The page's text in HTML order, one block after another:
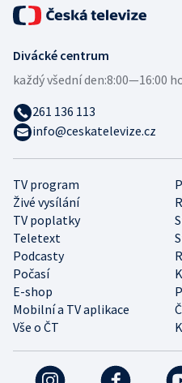
TV program
Živé vysílání
TV poplatky
Teletext
Podcasty
Počasí
E-shop
Mobilní a TV aplikace
Vše o ČT
Divácké centrum
každý všední den:8:00—16:00
261 136 113
info@ceskatelevize.cz